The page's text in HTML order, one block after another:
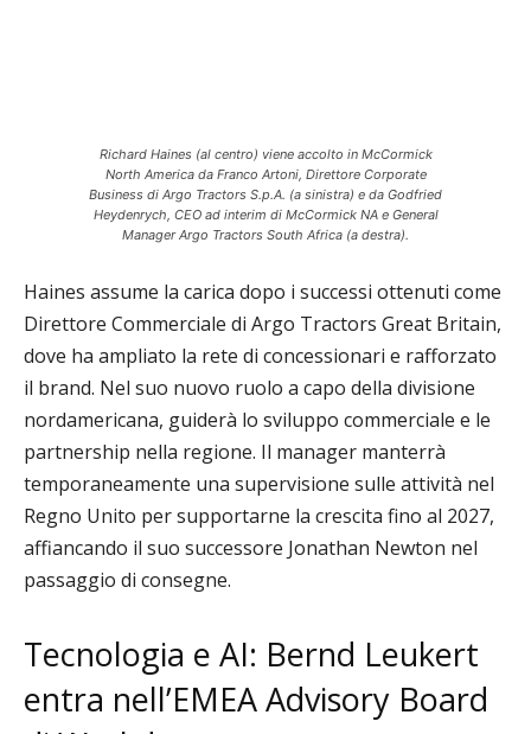
Richard Haines (al centro) viene accolto in McCormick
North America da Franco Artoni, Direttore Corporate
Business di Argo Tractors S.p.A. (a sinistra) e da Godfried
Heydenrych, CEO ad interim di McCormick NA e General
Manager Argo Tractors South Africa (a destra).
Haines assume la carica dopo i successi ottenuti come
Direttore Commerciale di Argo Tractors Great Britain,
dove ha ampliato la rete di concessionari e rafforzato
il brand. Nel suo nuovo ruolo a capo della divisione
nordamericana, guiderà lo sviluppo commerciale e le
partnership nella regione. Il manager manterrà
temporaneamente una supervisione sulle attività nel
Regno Unito per supportarne la crescita fino al 2027,
affiancando il suo successore Jonathan Newton nel
passaggio di consegne.
Tecnologia e AI: Bernd Leukert
entra nell’EMEA Advisory Board